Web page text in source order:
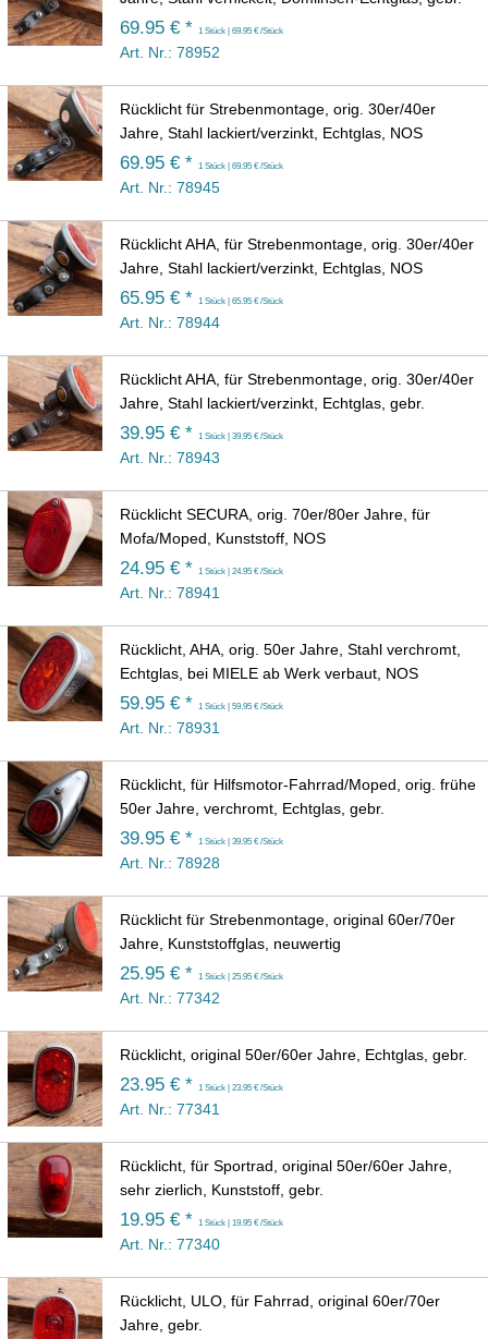
69.95 € * 1 Stück | 69.95 € /Stück
Art. Nr.: 78952
Rücklicht für Strebenmontage, orig. 30er/40er
Jahre, Stahl lackiert/verzinkt, Echtglas, NOS
69.95 € * 1 Stück | 69.95 € /Stück
Art. Nr.: 78945
Rücklicht AHA, für Strebenmontage, orig. 30er/40er
Jahre, Stahl lackiert/verzinkt, Echtglas, NOS
65.95 € * 1 Stück | 65.95 € /Stück
Art. Nr.: 78944
Rücklicht AHA, für Strebenmontage, orig. 30er/40er
Jahre, Stahl lackiert/verzinkt, Echtglas, gebr.
39.95 € * 1 Stück | 39.95 € /Stück
Art. Nr.: 78943
Rücklicht SECURA, orig. 70er/80er Jahre, für
Mofa/Moped, Kunststoff, NOS
24.95 € * 1 Stück | 24.95 € /Stück
Art. Nr.: 78941
Rücklicht, AHA, orig. 50er Jahre, Stahl verchromt,
Echtglas, bei MIELE ab Werk verbaut, NOS
59.95 € * 1 Stück | 59.95 € /Stück
Art. Nr.: 78931
Rücklicht, für Hilfsmotor-Fahrrad/Moped, orig. frühe
50er Jahre, verchromt, Echtglas, gebr.
39.95 € * 1 Stück | 39.95 € /Stück
Art. Nr.: 78928
Rücklicht für Strebenmontage, original 60er/70er
Jahre, Kunststoffglas, neuwertig
25.95 € * 1 Stück | 25.95 € /Stück
Art. Nr.: 77342
Rücklicht, original 50er/60er Jahre, Echtglas, gebr.
23.95 € * 1 Stück | 23.95 € /Stück
Art. Nr.: 77341
Rücklicht, für Sportrad, original 50er/60er Jahre,
sehr zierlich, Kunststoff, gebr.
19.95 € * 1 Stück | 19.95 € /Stück
Art. Nr.: 77340
Rücklicht, ULO, für Fahrrad, original 60er/70er
Jahre, gebr.